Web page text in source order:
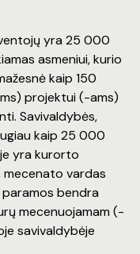
yra 25 000
asmeniui, kurio
kaip 150
projektui (-ams)
Savivaldybės,
kaip 25 000
yra kurorto
vardas
bendra
mecenuojamam (-
savivaldybėje